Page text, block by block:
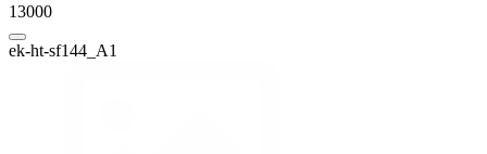
13000
ek-ht-sf144_A1